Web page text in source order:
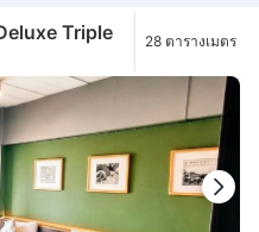
Triple
28 ตารางเมตร